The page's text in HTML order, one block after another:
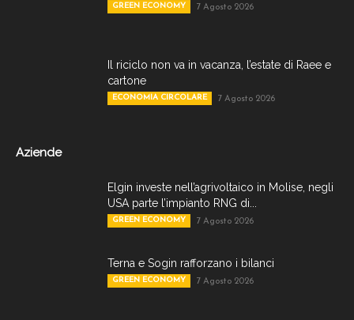
GREEN ECONOMY 7 Agosto 2026
Il riciclo non va in vacanza, l’estate di Raee e
cartone
ECONOMIA CIRCOLARE 7 Agosto 2026
Aziende
Elgin investe nell’agrivoltaico in Molise, negli
USA parte l’impianto RNG di...
GREEN ECONOMY 7 Agosto 2026
Terna e Sogin rafforzano i bilanci
GREEN ECONOMY 7 Agosto 2026